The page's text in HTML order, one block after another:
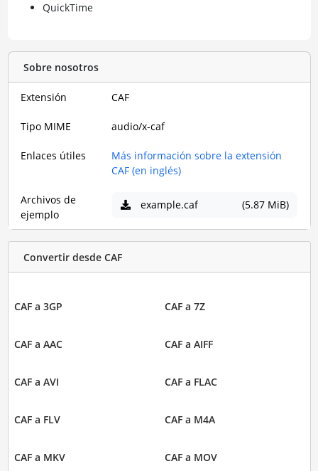
QuickTime
Sobre nosotros
Extensión CAF
Tipo MIME audio/x-caf
Enlaces útiles
Más información sobre la extensión
CAF (en inglés)
Archivos de
ejemplo
example.caf (5.87 MiB)
Convertir desde CAF
CAF a 3GP CAF a 7Z
CAF a AAC CAF a AIFF
CAF a AVI CAF a FLAC
CAF a FLV CAF a M4A
CAF a MKV CAF a MOV